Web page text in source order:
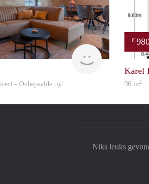
housing
- Onbepaalde tijd
€
Karel
96 m2
Niks leuks